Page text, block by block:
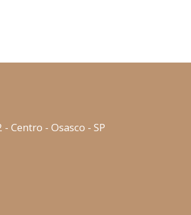
- Centro - Osasco - SP